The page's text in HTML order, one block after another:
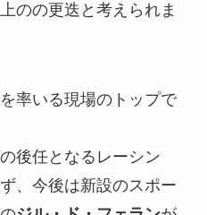
のの更迭と考えられま
率いる現場のトップで
後任となるレーシン
、今後は新設のスポー